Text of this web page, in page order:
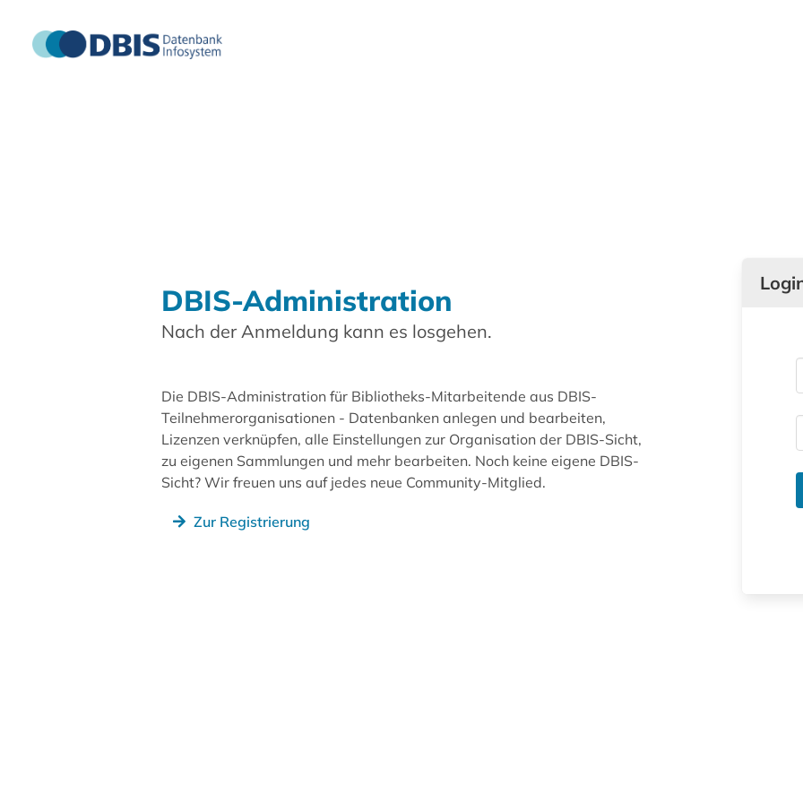
DBIS-Administration
Nach der Anmeldung kann es losgehen.
Die DBIS-Administration für Bibliotheks-Mitarbeitende aus DBIS-
Teilnehmerorganisationen - Datenbanken anlegen und bearbeiten,
Lizenzen verknüpfen, alle Einstellungen zur Organisation der DBIS-Sicht,
zu eigenen Sammlungen und mehr bearbeiten. Noch keine eigene DBIS-
Sicht? Wir freuen uns auf jedes neue Community-Mitglied.
Zur Registrierung